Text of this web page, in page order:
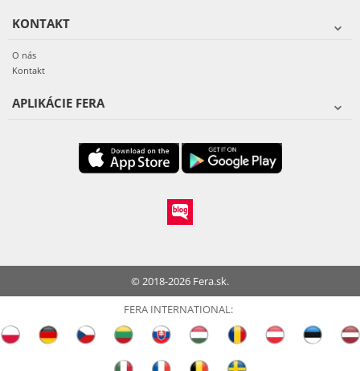
KONTAKT
O nás
Kontakt
APLIKÁCIE FERA
© 2018-2026 Fera.sk.
FERA INTERNATIONAL: